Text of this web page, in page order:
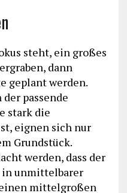
steht, ein großes
dann
geplant werden.
passende
stark die
eignen sich nur
Grundstück.
werden, dass der
in unmittelbarer
einen mittelgroßen